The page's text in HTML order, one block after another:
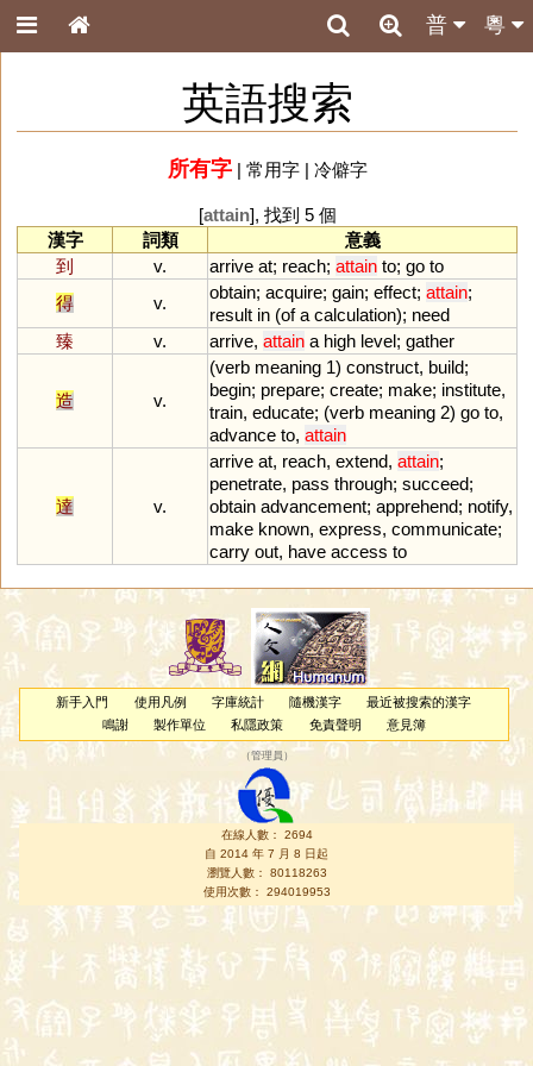
粵
普
英語搜索
所有字| 常用字| 冷僻字
[attain], 找到 5 個
漢字
詞類
意義
到
v. arrive at; reach; attain to; go to
得
v.
obtain; acquire; gain; effect; attain;
result in (of a calculation); need
臻
v. arrive, attain a high level; gather
造 v.
(verb meaning 1) construct, build;
begin; prepare; create; make; institute,
train, educate; (verb meaning 2) go to,
advance to, attain
達 v.
arrive at, reach, extend, attain;
penetrate, pass through; succeed;
obtain advancement; apprehend; notify,
make known, express, communicate;
carry out, have access to
新手入門 使用凡例 字庫統計 隨機漢字
最近被搜索的漢字
鳴謝
製作單位 私隱政策 免責聲明 意見簿
（管理員 ）
在線人數： 2694
自 2014 年 7 月 8 日起
瀏覽人數： 80118263
使用次數： 294019953